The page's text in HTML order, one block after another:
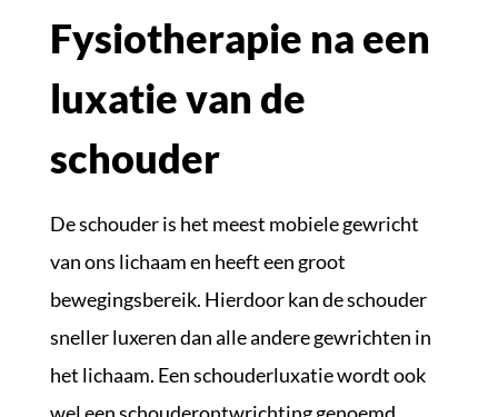
Fysiotherapie na een
luxatie van de
schouder
De schouder is het meest mobiele gewricht
van ons lichaam en heeft een groot
bewegingsbereik. Hierdoor kan de schouder
sneller luxeren dan alle andere gewrichten in
het lichaam. Een schouderluxatie wordt ook